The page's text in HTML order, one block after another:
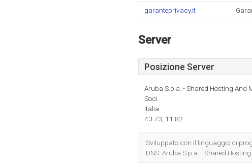
garanteprivacy.it
Server
Posizione Server
Aruba S.p.a. - Shared Hosting And
Soci
Italia
43.73, 11.82
Sviluppato con il linguaggio di
DNS. Aruba S.p.a. - Shared